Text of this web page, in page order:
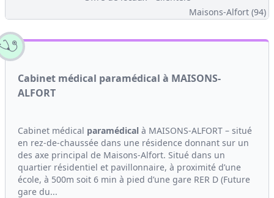
Maisons-Alfort (94)
Cabinet médical paramédical à MAISONS-
ALFORT
Cabinet médical paramédical à MAISONS-ALFORT – situé
en rez-de-chaussée dans une résidence donnant sur un
des axe principal de Maisons-Alfort. Situé dans un
quartier résidentiel et pavillonnaire, à proximité d’une
école, à 500m soit 6 min à pied d’une gare RER D (Future
gare du...